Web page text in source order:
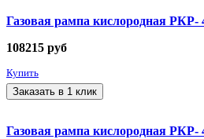
Газовая рампа кислородная РКР-
108215 руб
Купить
Заказать в 1 клик
Газовая рампа кислородная РКР-